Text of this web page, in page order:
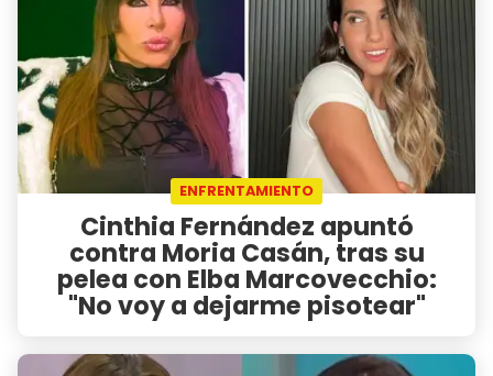
ENFRENTAMIENTO
Cinthia Fernández apuntó
contra Moria Casán, tras su
pelea con Elba Marcovecchio:
"No voy a dejarme pisotear"